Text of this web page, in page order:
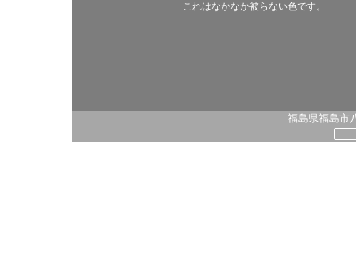
これはなかなか被らない色です。
福島県福島市